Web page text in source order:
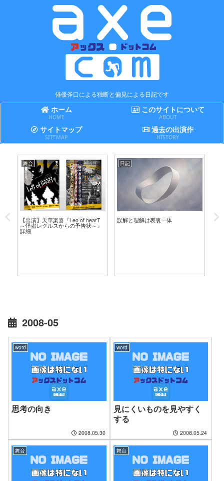
俳優斧口による独断と偏見による日記です
ホーム
HOME
このサイトについて
ABOUT
サイトマップ
SITEMAP
過去の出演作
HISTORY
舞台
【出演】天華楽喜『Leo of hearT
～怪盗レグルスからの予告状～』
詳細
日記
誤解と理解は表裏一体
2008-05
word
思考の向き
2008.05.30
word
見にくいものを見やすく
する
2008.05.24
舞台 舞台